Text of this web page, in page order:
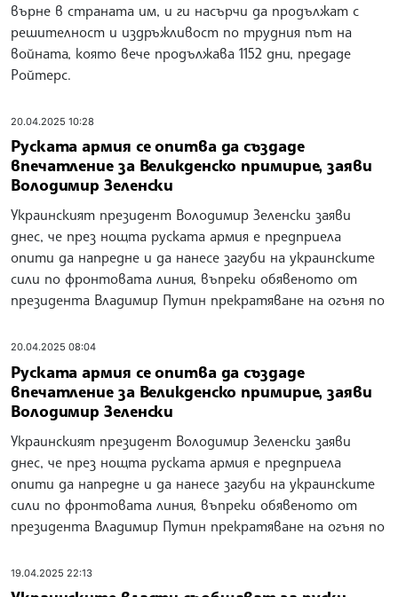
върне в страната им, и ги насърчи да продължат с
решителност и издръжливост по трудния път на
войната, която вече продължава 1152 дни, предаде
Ройтерс.
20.04.2025 10:28
Руската армия се опитва да създаде
впечатление за Великденско примирие, заяви
Володимир Зеленски
Украинският президент Володимир Зеленски заяви
днес, че през нощта руската армия е предприела
опити да напредне и да нанесе загуби на украинските
сили по фронтовата линия, въпреки обявеното от
президента Владимир Путин прекратяване на огъня по
20.04.2025 08:04
Руската армия се опитва да създаде
впечатление за Великденско примирие, заяви
Володимир Зеленски
Украинският президент Володимир Зеленски заяви
днес, че през нощта руската армия е предприела
опити да напредне и да нанесе загуби на украинските
сили по фронтовата линия, въпреки обявеното от
президента Владимир Путин прекратяване на огъня по
19.04.2025 22:13